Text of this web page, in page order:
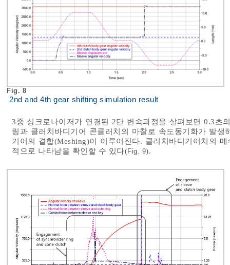
Fig. 8
2nd and 4th gear shifting simulation result
3중 싱크로나이저가 연결된 2단 변속과정을 살펴보면 0.3초
링과 클러치바디기어 콘클러치의 마찰로 속도동기화가 발
기어의 결합(Meshing)이 이루어진다. 클러치바디기어치의
적으로 나타남을 확인할 수 있다(Fig. 9).